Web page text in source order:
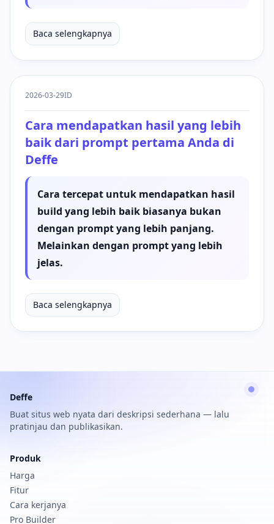
Baca selengkapnya
2026-03-29ID
Cara mendapatkan hasil yang lebih
baik dari prompt pertama Anda di
Deffe
Cara tercepat untuk mendapatkan hasil
build yang lebih baik biasanya bukan
dengan prompt yang lebih panjang.
Melainkan dengan prompt yang lebih
jelas.
Baca selengkapnya
Deffe
Buat situs web nyata dari deskripsi sederhana — lalu
pratinjau dan publikasikan.
Produk
Harga
Fitur
Cara kerjanya
Pro Builder